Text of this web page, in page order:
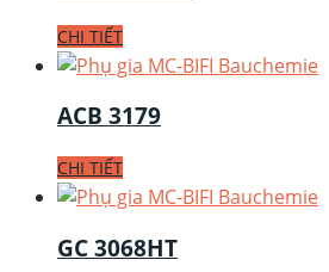
CHI TIẾT
ACB 3179
CHI TIẾT
GC 3068HT